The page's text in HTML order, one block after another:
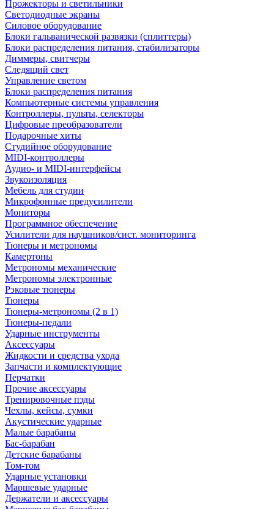
Прожекторы и светильники
Светодиодные экраны
Силовое оборудование
Блоки гальванической развязки (сплиттеры)
Блоки распределения питания, стабилизаторы
Диммеры, свитчеры
Следящий свет
Управление светом
Блоки распределения питания
Компьютерные системы управления
Контроллеры, пульты, селекторы
Цифровые преобразователи
Подарочные хиты
Студийное оборудование
MIDI-контроллеры
Аудио- и MIDI-интерфейсы
Звукоизоляция
Мебель для студии
Микрофонные предусилители
Мониторы
Программное обеспечение
Усилители для наушников/сист. мониторинга
Тюнеры и метрономы
Камертоны
Метрономы механические
Метрономы электронные
Рэковые тюнеры
Тюнеры
Тюнеры-метрономы (2 в 1)
Тюнеры-педали
Ударные инструменты
Аксессуары
Жидкости и средства ухода
Запчасти и комплектующие
Перчатки
Прочие аксессуары
Тренировочные пэды
Чехлы, кейсы, сумки
Акустические ударные
Mалые барабаны
Бас-барабан
Детские барабаны
Том-том
Ударные установки
Маршевые ударные
Держатели и аксессуары